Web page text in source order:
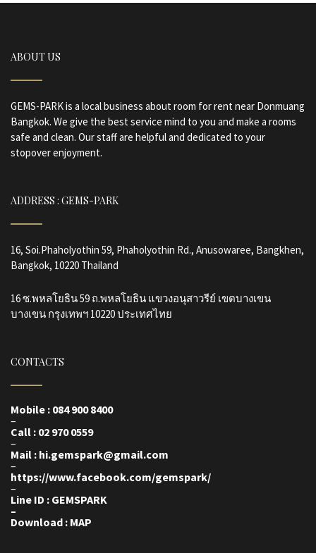
ABOUT US
GEMS-PARK is a local business about room for rent near Donmuang
Bangkok. We give the best service mind to you and make a rooms
safe and clean. Our staff are helpful and dedicated to your
stopover enjoyment.
ADDRESS : GEMS-PARK
16, Soi.Phaholyothin 59, Phaholyothin Rd., Anusowaree, Bangkhen,
Bangkok, 10220 Thailand
16 ซ.พหลโยธิน 59 ถ.พหลโยธิน แขวงอนุสาวรีย์ เขตบางเขน
บางเขน กรุงเทพฯ 10220 ประเทศไทย
CONTACTS
Mobile : 084 900 8400
–
Call : 02 970 0559
–
Mail : hi.gemspark@gmail.com
–
https://www.facebook.com/gemspark/
–
Line ID : GEMSPARK
–
Download : MAP